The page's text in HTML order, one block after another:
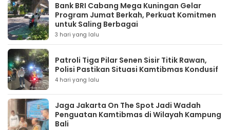
Bank BRI Cabang Mega Kuningan Gelar
Program Jumat Berkah, Perkuat Komitmen
untuk Saling Berbagai
3 hari yang lalu
Patroli Tiga Pilar Senen Sisir Titik Rawan,
Polisi Pastikan Situasi Kamtibmas Kondusif
4 hari yang lalu
Jaga Jakarta On The Spot Jadi Wadah
Penguatan Kamtibmas di Wilayah Kampung
Bali